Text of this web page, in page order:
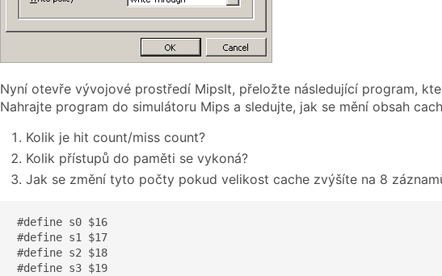
Nyní otevře vývojové prostředí MipsIt, přeložte následující program,
Nahrajte program do simulátoru Mips a sledujte, jak se mění obsah
Kolik je hit count/miss count?
Kolik přístupů do paměti se vykoná?
Jak se změní tyto počty pokud velikost cache zvýšíte na 8
#define s0 $16
#define s1 $17
#define s2 $18
#define s3 $19